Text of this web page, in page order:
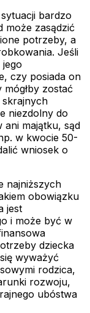
bardzo
może zasądzić
potrzeby, a
Jeśli
czy posiada on
zostać
niezdolny do
ani majątku, sąd
w kwocie 50-
wniosek o
najniższych
obowiązku
jest
i może być w
dziecka
wyważyć
rodzica,
rozwoju,
ubóstwa